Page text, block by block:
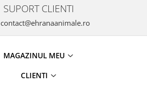
SUPORT CLIENTI
contact@ehranaanimale.ro
MAGAZINUL MEU
CLIENTI